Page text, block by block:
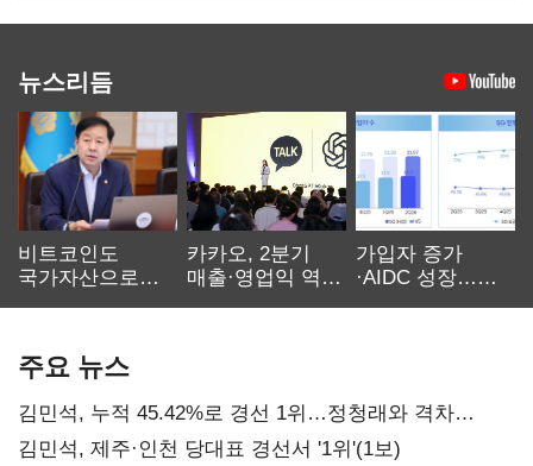
뉴스리듬
비트코인도
국가자산으로…'
카카오, 2분기
매출·영업익 역대
가입자 증가
·AIDC 성장…
주요 뉴스
김민석, 누적 45.42%로 경선 1위…정청래와 격차
0.86%p(2보)
김민석, 제주·인천 당대표 경선서 '1위'(1보)